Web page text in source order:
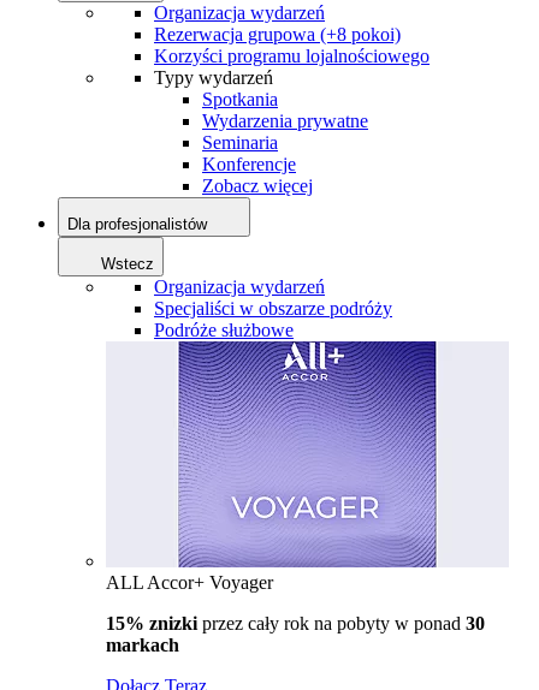
Organizacja wydarzeń
Rezerwacja grupowa (+8 pokoi)
Korzyści programu lojalnościowego
Typy wydarzeń
Spotkania
Wydarzenia prywatne
Seminaria
Konferencje
Zobacz więcej
Dla profesjonalistów
Wstecz
Organizacja wydarzeń
Specjaliści w obszarze podróży
Podróże służbowe
ALL Accor+ Voyager
15% znizki przez cały rok na pobyty w ponad 30
markach
Dołącz Teraz